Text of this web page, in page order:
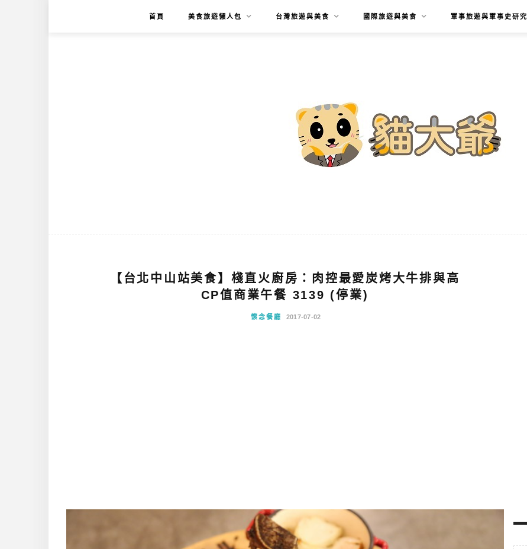
首頁 美食旅遊懶人包 台灣旅遊與美食 國際旅遊與美食 軍事旅遊與軍事史研究
【台北中山站美食】棧直火廚房：肉控最愛炭烤大牛排與高
CP值商業午餐 3139 (停業)
懷念餐廳 2017-07-02